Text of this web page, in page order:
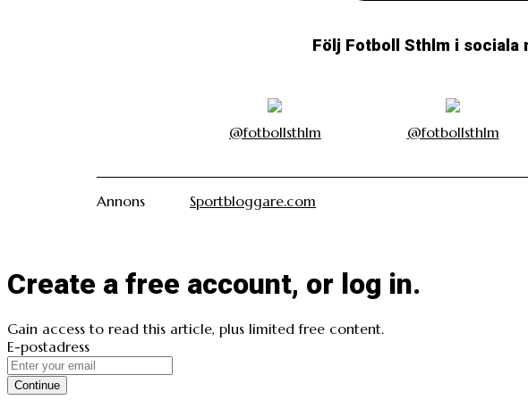
Följ Fotboll Sthlm i sociala
@fotbollsthlm @fotbollsthlm
Annons Sportbloggare.com
Create a free account, or log in.
Gain access to read this article, plus limited free content.
E-postadress
Continue